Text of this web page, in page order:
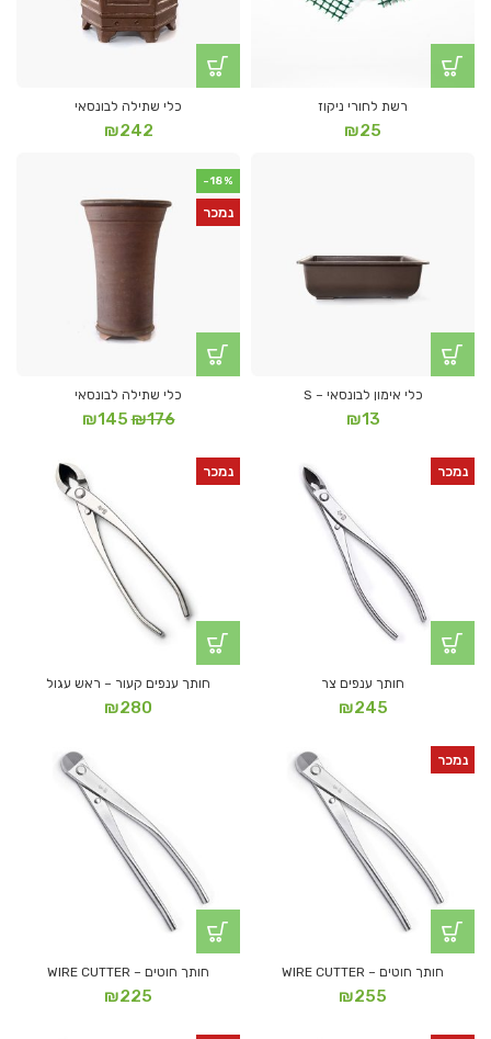
רשת לחורי ניקוז
₪25
כלי שתילה לבונסאי
₪242
כלי אימון לבונסאי – S
₪13
-18%
נמכר
כלי שתילה לבונסאי
₪176
המחיר₪145
₪145.
נמכר
חותך ענפים צר
₪245
נמכר
חותך ענפים קעור – ראש עגול
₪280
נמכר
חותך חוטים – WIRE CUTTER
₪255
חותך חוטים – WIRE CUTTER
₪225